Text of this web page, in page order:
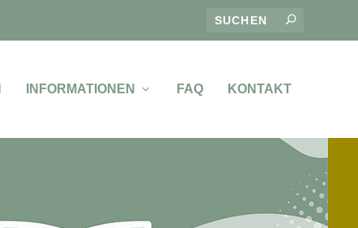
INFORMATIONEN FAQ KONTAKT